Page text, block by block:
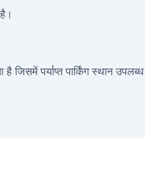
जिसमें पर्याप्त पार्किंग स्थान